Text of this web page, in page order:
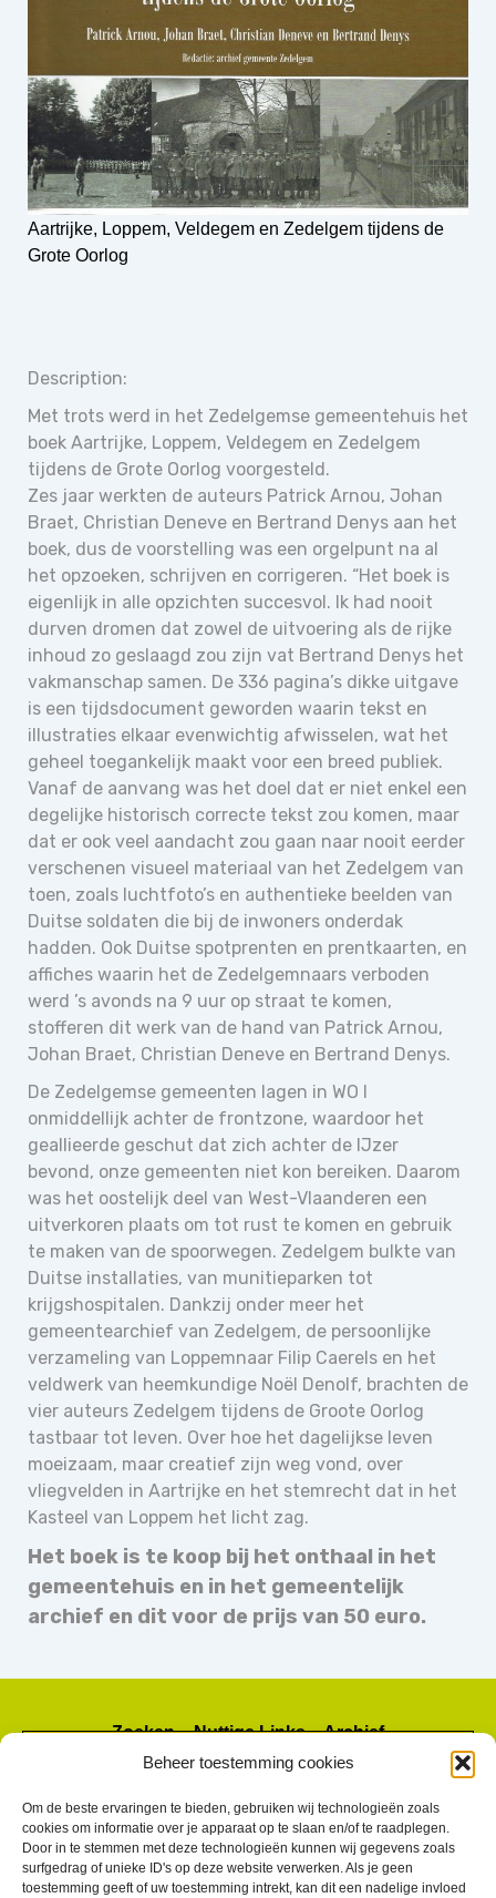
Beheer toestemming cookies
Om de beste ervaringen te bieden, gebruiken wij technologieën zoals
cookies om informatie over je apparaat op te slaan en/of te raadplegen.
Door in te stemmen met deze technologieën kunnen wij gegevens zoals
surfgedrag of unieke ID's op deze website verwerken. Als je geen
toestemming geeft of uw toestemming intrekt, kan dit een nadelige invloed
Aartrijke, Loppem, Veldegem en Zedelgem tijdens de
Grote Oorlog
Description:
Met trots werd in het Zedelgemse gemeentehuis het
boek Aartrijke, Loppem, Veldegem en Zedelgem
tijdens de Grote Oorlog voorgesteld.
Zes jaar werkten de auteurs Patrick Arnou, Johan
Braet, Christian Deneve en Bertrand Denys aan het
boek, dus de voorstelling was een orgelpunt na al
het opzoeken, schrijven en corrigeren. “Het boek is
eigenlijk in alle opzichten succesvol. Ik had nooit
durven dromen dat zowel de uitvoering als de rijke
inhoud zo geslaagd zou zijn vat Bertrand Denys het
vakmanschap samen. De 336 pagina’s dikke uitgave
is een tijdsdocument geworden waarin tekst en
illustraties elkaar evenwichtig afwisselen, wat het
geheel toegankelijk maakt voor een breed publiek.
Vanaf de aanvang was het doel dat er niet enkel een
degelijke historisch correcte tekst zou komen, maar
dat er ook veel aandacht zou gaan naar nooit eerder
verschenen visueel materiaal van het Zedelgem van
toen, zoals luchtfoto’s en authentieke beelden van
Duitse soldaten die bij de inwoners onderdak
hadden. Ook Duitse spotprenten en prentkaarten, en
affiches waarin het de Zedelgemnaars verboden
werd ’s avonds na 9 uur op straat te komen,
stofferen dit werk van de hand van Patrick Arnou,
Johan Braet, Christian Deneve en Bertrand Denys.
De Zedelgemse gemeenten lagen in WO I
onmiddellijk achter de frontzone, waardoor het
geallieerde geschut dat zich achter de IJzer
bevond, onze gemeenten niet kon bereiken. Daarom
was het oostelijk deel van West-Vlaanderen een
uitverkoren plaats om tot rust te komen en gebruik
te maken van de spoorwegen. Zedelgem bulkte van
Duitse installaties, van munitieparken tot
krijgshospitalen. Dankzij onder meer het
gemeentearchief van Zedelgem, de persoonlijke
verzameling van Loppemnaar Filip Caerels en het
veldwerk van heemkundige Noël Denolf, brachten de
vier auteurs Zedelgem tijdens de Groote Oorlog
tastbaar tot leven. Over hoe het dagelijkse leven
moeizaam, maar creatief zijn weg vond, over
vliegvelden in Aartrijke en het stemrecht dat in het
Kasteel van Loppem het licht zag.
Het boek is te koop bij het onthaal in het
gemeentehuis en in het gemeentelijk
archief en dit voor de prijs van 50 euro.
Zoeken – Nuttige Links – Archief